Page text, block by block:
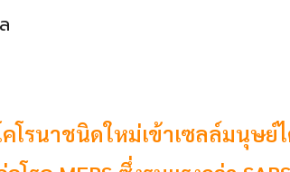
โรนาชนิดใหม่เข้าเซลล์มนุษย์